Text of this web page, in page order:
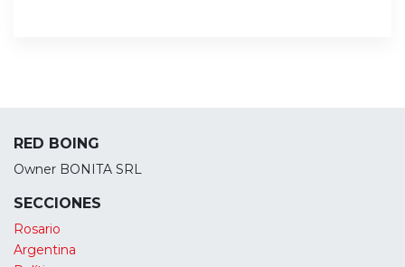
RED BOING
Owner BONITA SRL
SECCIONES
Rosario
Argentina